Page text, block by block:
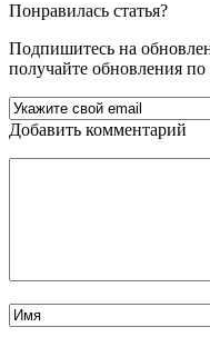
Понравилась статья?
Подпишитесь на
получайте обновления
Добавить комментарий